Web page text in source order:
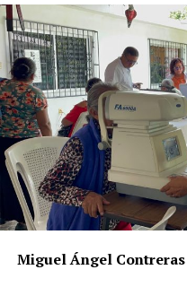
Asimismo, anuncia que
realizarán recorridos
permanezcan en las
vecinos para identificar a
citarlos al palacio de la
podrían hacerse
La publicación provocó
quienes consideran que
estar excediendo sus
sanciones sin precisar el
presunto abuso de
Miguel Ángel Contreras